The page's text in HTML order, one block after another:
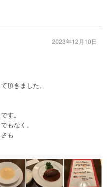
頂きました。
す。
もなく。
も
2023年12月10日